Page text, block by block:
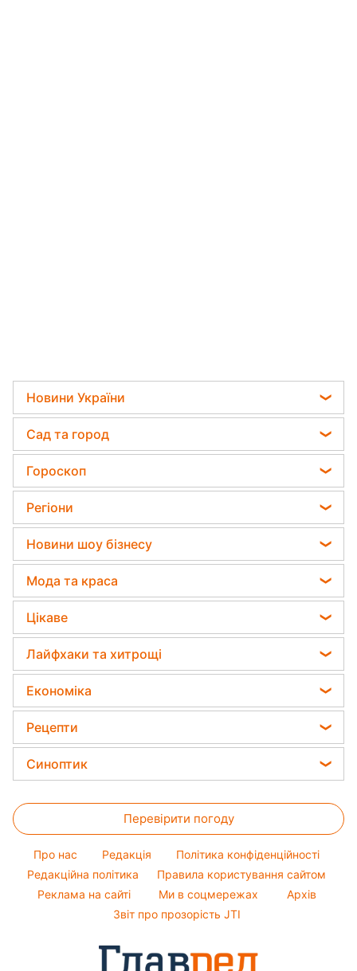
"Міс Україна" Апанасенко
народила первістка і показала
фото
Олена Кюпелі
16 серпня 2024, 19:26
Підпишіться
Главред, фото: facebook.com/crystalviktoria
Радісною новиною на своїй сторінці
поділився її чоловік.
Реклама